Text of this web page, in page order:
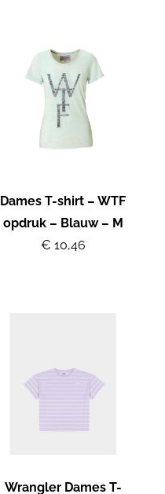
Dames T-shirt – WTF
opdruk – Blauw – M
€ 10,46
Wrangler Dames T-